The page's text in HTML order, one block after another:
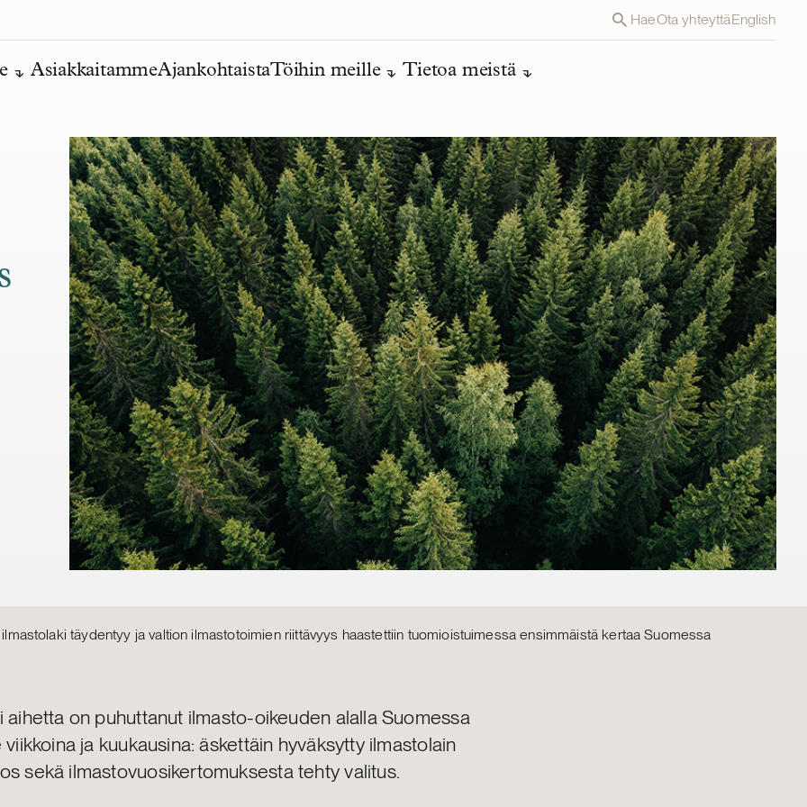
HaeOta yhteyttäEnglish
AsiakkaitammeAjankohtaistaTöihin meille Tietoa meistä
täydentyy ja valtion ilmastotoimien riittävyys haastettiin tuomioistuimessa ensimmäistä kertaa Suomessa
aihetta on puhuttanut ilmasto-oikeuden alalla Suomessa
viikkoina ja kuukausina: äskettäin hyväksytty ilmastolain
sekä ilmastovuosikertomuksesta tehty valitus.